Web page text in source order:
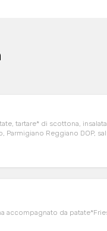
tartare* di scottona,
Reggiano DOP,
accompagnato da